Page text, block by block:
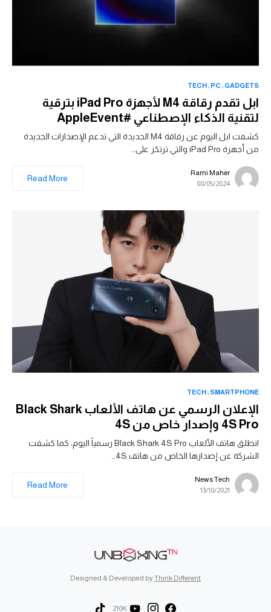
GADGETS
PC
TECH
ابل تقدم رقاقة M4 لأجهزة iPad Pro بترقية
لتقنية الذكاء الإصطناعي #AppleEvent
كشفت ابل اليوم عن رقاقة M4 الجديدة التي تدعم الإصدارات الجديدة
من أجهزة iPad Pro والتي ترتكز على…
Rami Maher
08/05/2024
Read More
SMARTPHONE
TECH
الإعلان الرسمي عن هاتف الألعاب Black Shark
4S Pro وإصدار خاص من 4S
انطلق هاتف الألعاب Black Shark 4S Pro رسمياً اليوم، كما كشفت
الشركة عن إصدارها الخاص من هاتف 4S…
News Tech
13/10/2021
Read More
Designed & Developed byThink Different
210K